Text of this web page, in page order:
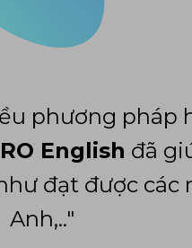
phương pháp
English đã
đạt được
Anh,.."